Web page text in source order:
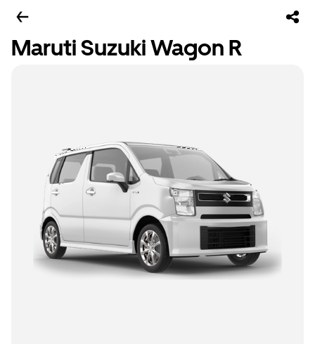
Maruti Suzuki Wagon R